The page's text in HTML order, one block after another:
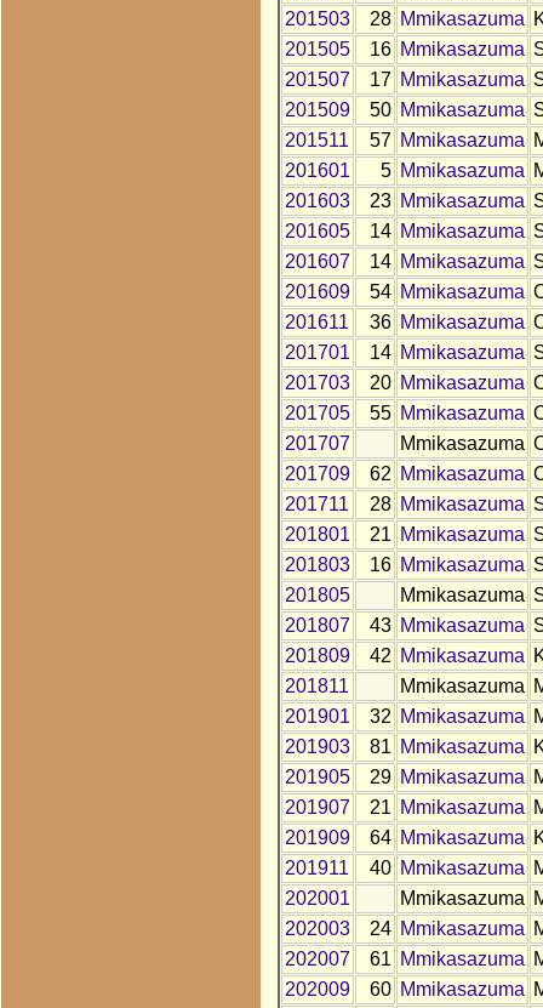
201503
28 Mmikasazuma
201505
16 Mmikasazuma
201507
17 Mmikasazuma
201509
50 Mmikasazuma
201511
57 Mmikasazuma
201601
5 Mmikasazuma
201603
23 Mmikasazuma
201605
14 Mmikasazuma
201607
14 Mmikasazuma
201609
54 Mmikasazuma
201611
36 Mmikasazuma
201701
14 Mmikasazuma
201703
20 Mmikasazuma
201705
55 Mmikasazuma
201707
Mmikasazuma
201709
62 Mmikasazuma
201711
28 Mmikasazuma
201801
21 Mmikasazuma
201803
16 Mmikasazuma
201805
Mmikasazuma
201807
43 Mmikasazuma
201809
42 Mmikasazuma
201811
Mmikasazuma
201901
32 Mmikasazuma
201903
81 Mmikasazuma
201905
29 Mmikasazuma
201907
21 Mmikasazuma
201909
64 Mmikasazuma
201911
40 Mmikasazuma
202001
Mmikasazuma
202003
24 Mmikasazuma
202007
61 Mmikasazuma
202009
60 Mmikasazuma